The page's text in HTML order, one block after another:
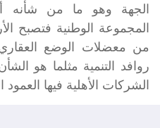
الجهة وهو ما من شأنه
المجموعة الوطنية فتصبح
من معضلات الوضع
روافد التنمية مثلما هو
الشركات الأهلية فيها